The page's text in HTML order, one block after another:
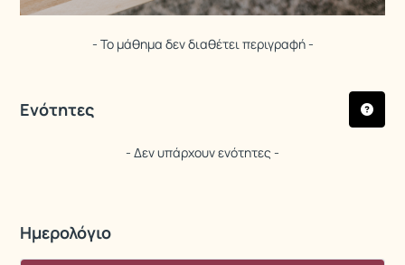
- Το μάθημα δεν διαθέτει περιγραφή -
Ενότητες
- Δεν υπάρχουν ενότητες -
Ημερολόγιο